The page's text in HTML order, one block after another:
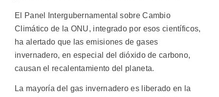
El Panel Intergubernamental sobre Cambio
Climático de la ONU, integrado por esos científicos,
ha alertado que las emisiones de gases
invernadero, en especial del dióxido de carbono,
causan el recalentamiento del planeta.
La mayoría del gas invernadero es liberado en la